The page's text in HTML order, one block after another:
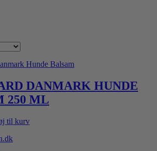
DANMARK HUNDE
250 ML
til kurv